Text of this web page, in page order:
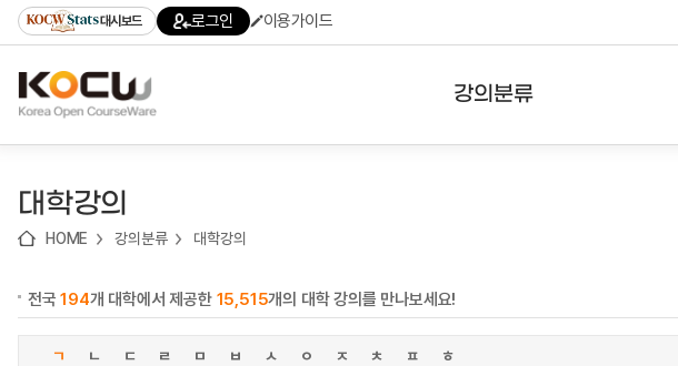
기
기
기
content)
가
대시보드 로그인 이용가이드
강의분류
대학강의
HOME 강의분류 대학강의
전국194개 대학에서 제공한 15,515개의 대학 강의를 만나보세요!
ㄱ ㄴ ㄷ ㄹ ㅁ ㅂ ㅅ ㅇ ㅈ ㅊ ㅍ ㅎ